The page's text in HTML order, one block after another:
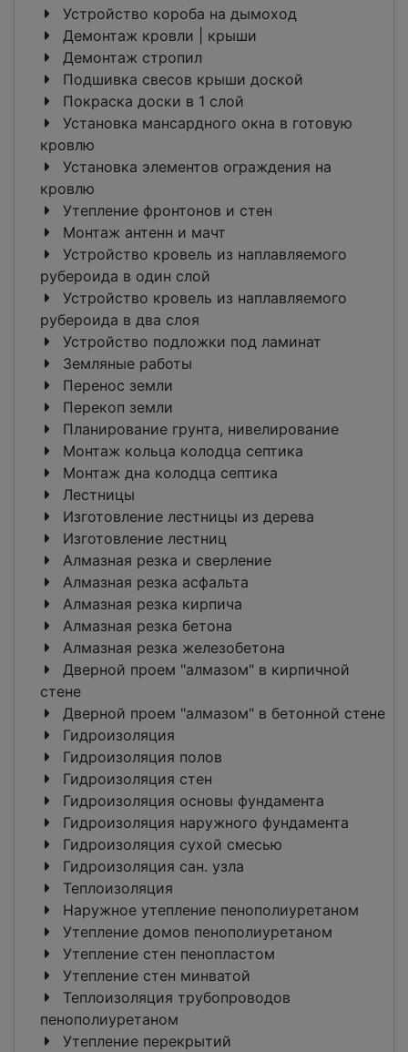
Устройство короба на дымоход
Демонтаж кровли | крыши
Демонтаж стропил
Подшивка свесов крыши доской
Покраска доски в 1 слой
Установка мансардного окна в готовую
кровлю
Установка элементов ограждения на
кровлю
Утепление фронтонов и стен
Монтаж антенн и мачт
Устройство кровель из наплавляемого
рубероида в один слой
Устройство кровель из наплавляемого
рубероида в два слоя
Устройство подложки под ламинат
Земляные работы
Перенос земли
Перекоп земли
Планирование грунта, нивелирование
Монтаж кольца колодца септика
Монтаж дна колодца септика
Лестницы
Изготовление лестницы из дерева
Изготовление лестниц
Алмазная резка и сверление
Алмазная резка асфальта
Алмазная резка кирпича
Алмазная резка бетона
Алмазная резка железобетона
Дверной проем "алмазом" в кирпичной
стене
Дверной проем "алмазом" в бетонной стене
Гидроизоляция
Гидроизоляция полов
Гидроизоляция стен
Гидроизоляция основы фундамента
Гидроизоляция наружного фундамента
Гидроизоляция сухой смесью
Гидроизоляция сан. узла
Теплоизоляция
Наружное утепление пенополиуретаном
Утепление домов пенополиуретаном
Утепление стен пенопластом
Утепление стен минватой
Теплоизоляция трубопроводов
пенополиуретаном
Утепление перекрытий